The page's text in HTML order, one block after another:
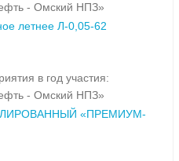
- Омский НПЗ»
летнее Л-0,05-62
в год участия:
- Омский НПЗ»
«ПРЕМИУМ-